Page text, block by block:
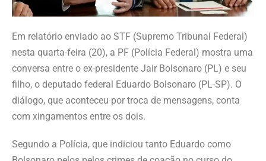
Em relatório enviado ao STF (Supremo Tribunal Federal)
nesta quarta-feira (20), a PF (Polícia Federal) mostra uma
conversa entre o ex-presidente Jair Bolsonaro (PL) e seu
filho, o deputado federal Eduardo Bolsonaro (PL-SP). O
diálogo, que aconteceu por troca de mensagens, conta
com xingamentos entre os dois.
Segundo a Polícia, que indiciou tanto Eduardo como